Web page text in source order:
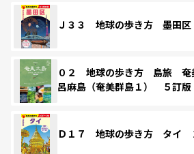
Ｊ３３ 地球の歩き方 墨田区
０２ 地球の歩き方 島旅
呂麻島（奄美群島１） ５訂版
Ｄ１７ 地球の歩き方 タイ